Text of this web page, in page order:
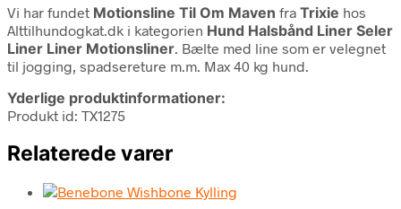
Vi har fundet Motionsline Til Om Maven fra Trixie hos
Alttilhundogkat.dk i kategorien Hund Halsbånd Liner Seler
Liner Liner Motionsliner. Bælte med line som er velegnet
til jogging, spadsereture m.m. Max 40 kg hund.
Yderlige produktinformationer:
Produkt id: TX1275
Relaterede varer